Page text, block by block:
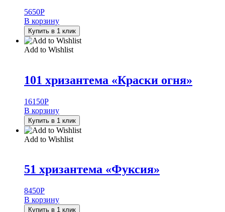
5650Р
В корзину
Купить в 1 клик
Add to Wishlist
101 хризантема «Краски огня»
16150Р
В корзину
Купить в 1 клик
Add to Wishlist
51 хризантема «Фуксия»
8450Р
В корзину
Купить в 1 клик